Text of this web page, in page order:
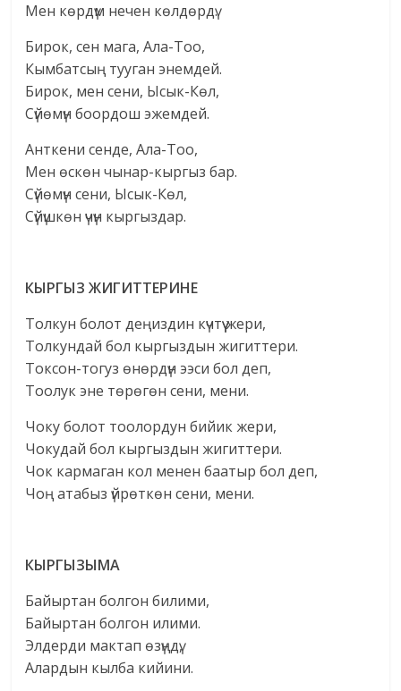
Мен көрдүм нечен көлдөрдү.
Бирок, сен мага, Ала-Тоо,
Кымбатсың тууган энемдей.
Бирок, мен сени, Ысык-Көл,
Сүйөмүн боордош эжемдей.
Анткени сенде, Ала-Тоо,
Мен өскөн чынар-кыргыз бар.
Сүйөмүн сени, Ысык-Көл,
Сүйүшкөн үчүн кыргыздар.
КЫРГЫЗ ЖИГИТТЕРИНЕ
Толкун болот деңиздин күчтүү жери,
Толкундай бол кыргыздын жигиттери.
Токсон-тогуз өнөрдүн ээси бол деп,
Тоолук эне төрөгөн сени, мени.
Чоку болот тоолордун бийик жери,
Чокудай бол кыргыздын жигиттери.
Чок кармаган кол менен баатыр бол деп,
Чоң атабыз үйрөткөн сени, мени.
КЫРГЫЗЫМА
Байыртан болгон билими,
Байыртан болгон илими.
Элдерди мактап өзүңдү,
Алардын кылба кийини.